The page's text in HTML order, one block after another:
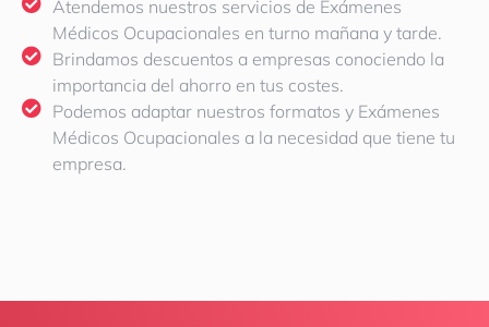
Atendemos nuestros servicios de Exámenes
Médicos Ocupacionales en turno mañana y tarde.
Brindamos descuentos a empresas conociendo la
importancia del ahorro en tus costes.
Podemos adaptar nuestros formatos y Exámenes
Médicos Ocupacionales a la necesidad que tiene tu
empresa.